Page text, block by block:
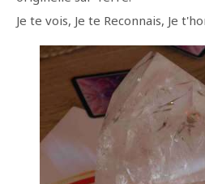
Je te vois, Je te Reconnais, Je